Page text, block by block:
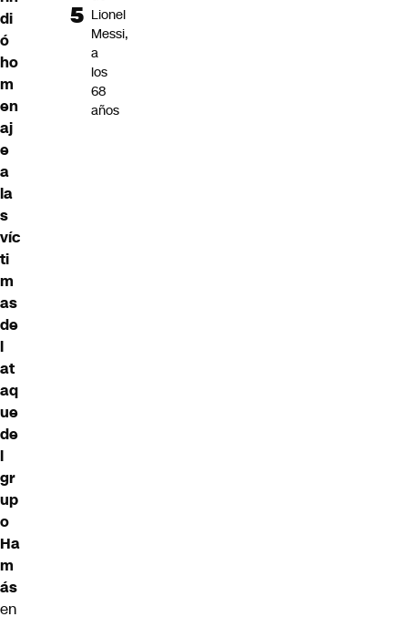
di
ó
ho
m
en
aj
e
a
la
s
víc
ti
m
as
de
l
at
aq
ue
de
l
gr
up
o
Ha
m
ás
en
Lionel
Messi,
a
los
68
años